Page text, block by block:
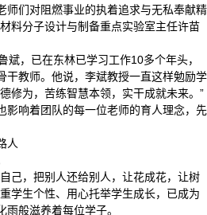
师们对阻燃事业的执着追求与无私奉献精
料分子设计与制备重点实验室主任许苗
斌，已在东林已学习工作10多个年头，
干教师。他说，李斌教授一直这样勉励学
修为，苦练智慧本领，实干成就未来。”
影响着团队的每一位老师的育人理念，先
人
己，把别人还给别人，让花成花，让树
学生个性、用心托举学生成长，已成为
般滋养着每位学子。